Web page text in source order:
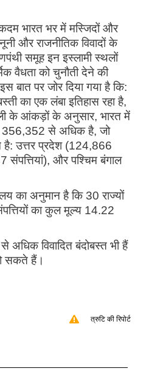
कदम भारत भर में मस्जिदों और
और राजनीतिक विवादों के
समूह इन इस्लामी स्थलों
वैधता को चुनौती देने की
बात पर जोर दिया गया है कि:
का एक लंबा इतिहास रहा है,
के आंकड़ों के अनुसार, भारत में
356,352 से अधिक है, जो
है: उत्तर प्रदेश (124,866
संपत्तियां), और पश्चिम बंगाल
का अनुमान है कि 30 राज्यों
का कुल मूल्य 14.22
अधिक विवादित बंदोबस्त भी हैं
सकते हैं।
त्रुटि की रिपोर्ट